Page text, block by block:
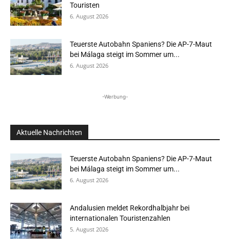
Touristen
6. August 2026
Teuerste Autobahn Spaniens? Die AP-7-Maut
bei Málaga steigt im Sommer um...
6. August 2026
-Werbung-
Aktuelle Nachrichten
Teuerste Autobahn Spaniens? Die AP-7-Maut
bei Málaga steigt im Sommer um...
6. August 2026
Andalusien meldet Rekordhalbjahr bei
internationalen Touristenzahlen
5. August 2026